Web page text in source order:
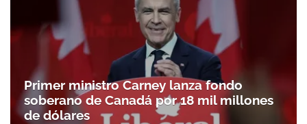
Primer ministro Carney lanza fondo
soberano de Canadá por 18 mil millones
de dólares